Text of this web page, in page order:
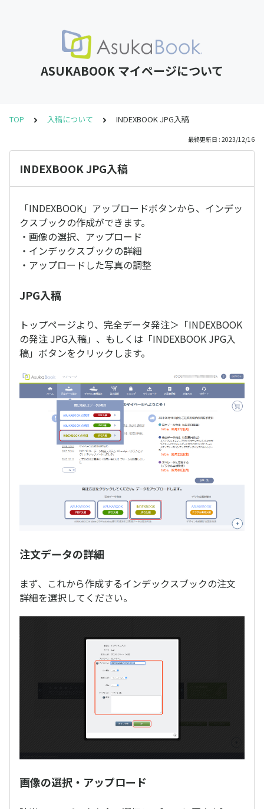
ASUKABOOK マイページについて
TOP 入稿について INDEXBOOK JPG入稿
最終更新日 : 2023/12/16
INDEXBOOK JPG入稿
「INDEXBOOK」アップロードボタンから、インデッ
クスブックの作成ができます。
・画像の選択、アップロード
・インデックスブックの詳細
・アップロードした写真の調整
JPG入稿
トップページより、完全データ発注＞「INDEXBOOK
の発注 JPG入稿」、もしくは「INDEXBOOK JPG入
稿」ボタンをクリックします。
注文データの詳細
まず、これから作成するインデックスブックの注文
詳細を選択してください。
画像の選択・アップロード